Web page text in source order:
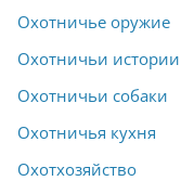
Охотничье оружие
Охотничьи истории
Охотничьи собаки
Охотничья кухня
Охотхозяйство